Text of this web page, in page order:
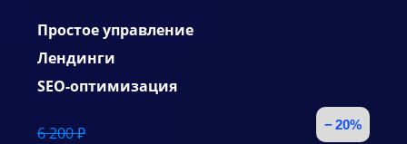
Простое управление
Лендинги
SEO-оптимизация
6 200 ₽ − 20%